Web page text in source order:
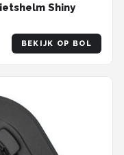
Shiny
BEKIJK OP BOL